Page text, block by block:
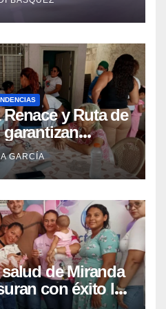
y Ruta de
integral en
GARCÍA
de Miranda
con éxito la